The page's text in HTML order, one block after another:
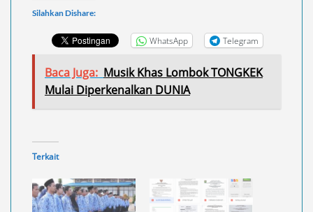
Silahkan Dishare:
WhatsApp Telegram
Baca Juga: Musik Khas Lombok TONGKEK
Mulai Diperkenalkan DUNIA
Terkait